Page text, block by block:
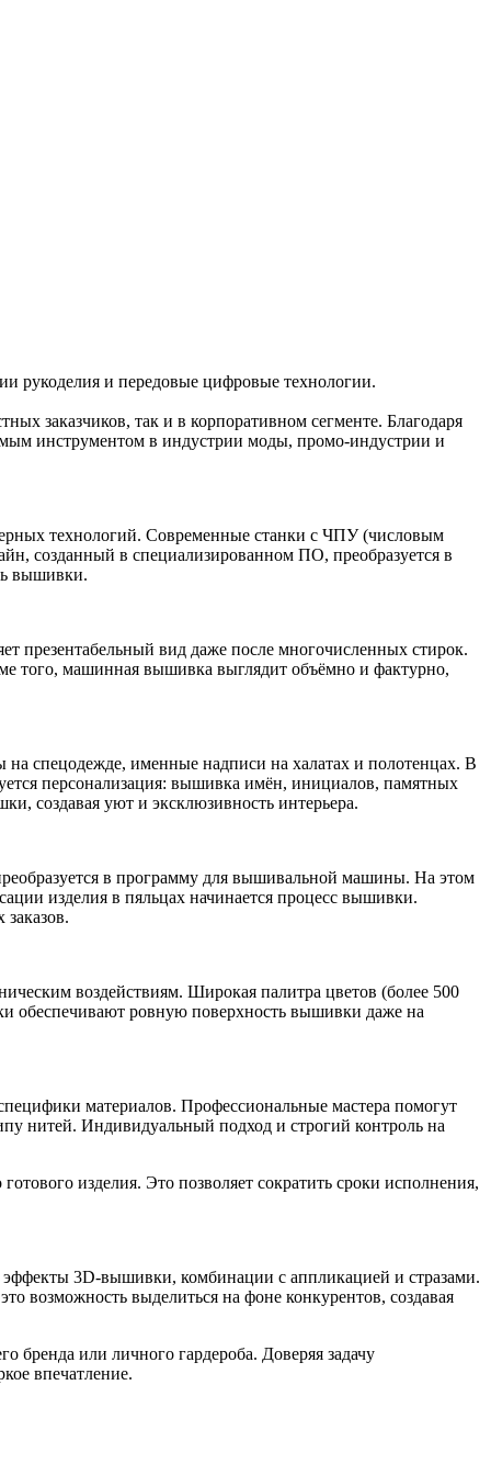
рукоделия и передовые цифровые технологии.
заказчиков, так и в корпоративном сегменте. Благодаря
инструментом в индустрии моды, промо-индустрии и
технологий. Современные станки с ЧПУ (числовым
созданный в специализированном ПО, преобразуется в
вышивки.
презентабельный вид даже после многочисленных стирок.
того, машинная вышивка выглядит объёмно и фактурно,
спецодежде, именные надписи на халатах и полотенцах. В
персонализация: вышивка имён, инициалов, памятных
создавая уют и эксклюзивность интерьера.
в программу для вышивальной машины. На этом
изделия в пяльцах начинается процесс вышивки.
воздействиям. Широкая палитра цветов (более 500
обеспечивают ровную поверхность вышивки даже на
материалов. Профессиональные мастера помогут
нитей. Индивидуальный подход и строгий контроль на
изделия. Это позволяет сократить сроки исполнения,
3D-вышивки, комбинации с аппликацией и стразами.
возможность выделиться на фоне конкурентов, создавая
бренда или личного гардероба. Доверяя задачу
впечатление.